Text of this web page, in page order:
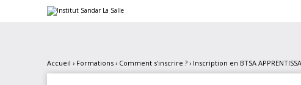
Accueil › Formations › Comment s'inscrire ? › Inscription en BTSA